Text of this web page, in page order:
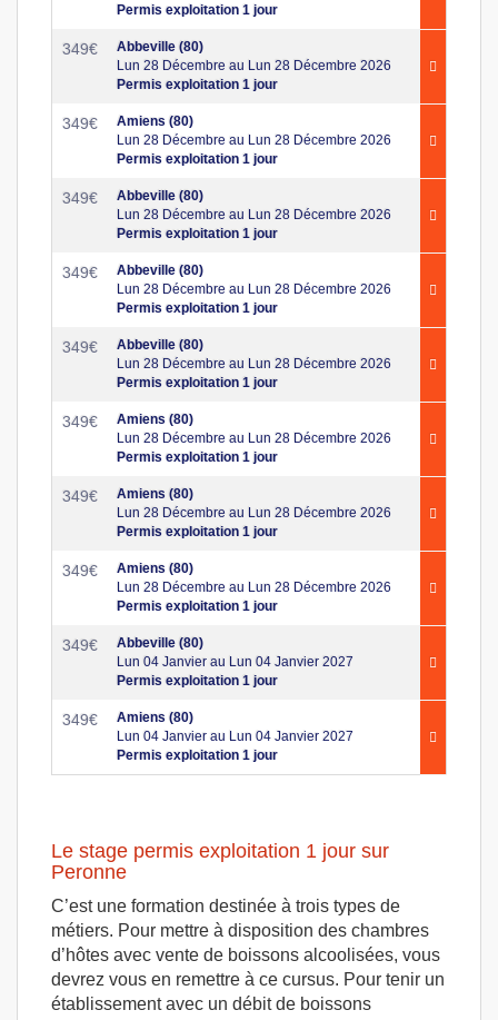
Permis exploitation 1 jour
349€
Abbeville (80)
Lun 28 Décembre au Lun 28 Décembre 2026
Permis exploitation 1 jour
349€
Amiens (80)
Lun 28 Décembre au Lun 28 Décembre 2026
Permis exploitation 1 jour
349€
Abbeville (80)
Lun 28 Décembre au Lun 28 Décembre 2026
Permis exploitation 1 jour
349€
Abbeville (80)
Lun 28 Décembre au Lun 28 Décembre 2026
Permis exploitation 1 jour
349€
Abbeville (80)
Lun 28 Décembre au Lun 28 Décembre 2026
Permis exploitation 1 jour
349€
Amiens (80)
Lun 28 Décembre au Lun 28 Décembre 2026
Permis exploitation 1 jour
349€
Amiens (80)
Lun 28 Décembre au Lun 28 Décembre 2026
Permis exploitation 1 jour
349€
Amiens (80)
Lun 28 Décembre au Lun 28 Décembre 2026
Permis exploitation 1 jour
349€
Abbeville (80)
Lun 04 Janvier au Lun 04 Janvier 2027
Permis exploitation 1 jour
349€
Amiens (80)
Lun 04 Janvier au Lun 04 Janvier 2027
Permis exploitation 1 jour
Le stage permis exploitation 1 jour sur
Peronne
C’est une formation destinée à trois types de
métiers. Pour mettre à disposition des chambres
d’hôtes avec vente de boissons alcoolisées, vous
devrez vous en remettre à ce cursus. Pour tenir un
établissement avec un débit de boissons